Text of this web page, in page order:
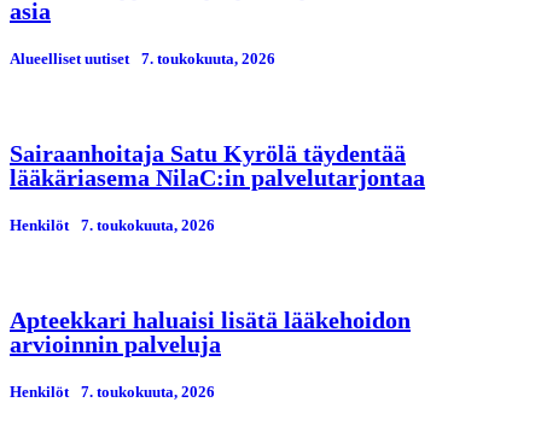
asia
Alueelliset uutiset 7. toukokuuta, 2026
Sairaanhoitaja Satu Kyrölä täydentää
lääkäriasema NilaC:in palvelutarjontaa
Henkilöt 7. toukokuuta, 2026
Apteekkari haluaisi lisätä lääkehoidon
arvioinnin palveluja
Henkilöt 7. toukokuuta, 2026